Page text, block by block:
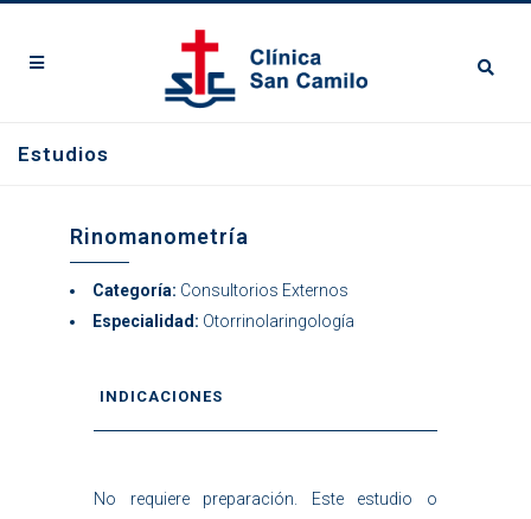
Estudios
Rinomanometría
Categoría: Consultorios Externos
Especialidad: Otorrinolaringología
INDICACIONES
No requiere preparación. Este estudio o